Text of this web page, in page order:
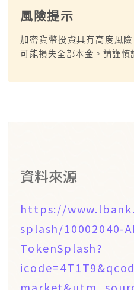
風險提示
加密貨幣投資具有高度風
可能損失全部本金。請謹慎
資料來源
https://
splash/10002040-
TokenSplash?